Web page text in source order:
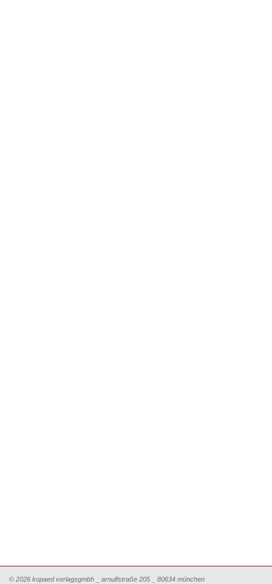
© 2026 kopaed verlagsgmbh _ arnulfstraße 205 _ 80634 münchen